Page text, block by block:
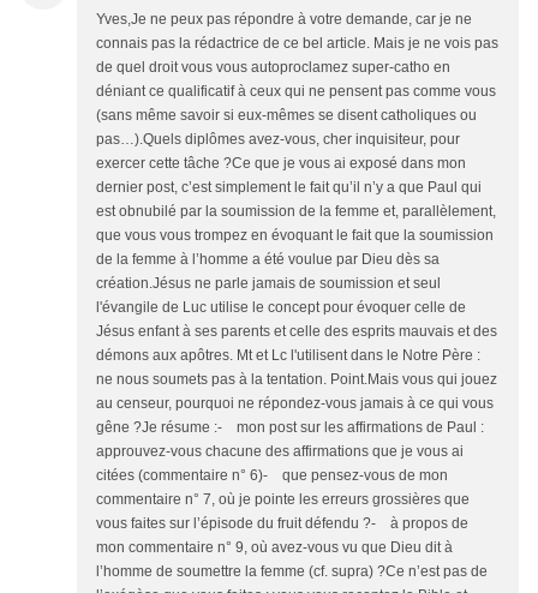
Yves,Je ne peux pas répondre à votre demande, car je ne
connais pas la rédactrice de ce bel article. Mais je ne vois pas
de quel droit vous vous autoproclamez super-catho en
déniant ce qualificatif à ceux qui ne pensent pas comme vous
(sans même savoir si eux-mêmes se disent catholiques ou
pas…).Quels diplômes avez-vous, cher inquisiteur, pour
exercer cette tâche ?Ce que je vous ai exposé dans mon
dernier post, c’est simplement le fait qu’il n’y a que Paul qui
est obnubilé par la soumission de la femme et, parallèlement,
que vous vous trompez en évoquant le fait que la soumission
de la femme à l’homme a été voulue par Dieu dès sa
création.Jésus ne parle jamais de soumission et seul
l'évangile de Luc utilise le concept pour évoquer celle de
Jésus enfant à ses parents et celle des esprits mauvais et des
démons aux apôtres. Mt et Lc l'utilisent dans le Notre Père :
ne nous soumets pas à la tentation. Point.Mais vous qui jouez
au censeur, pourquoi ne répondez-vous jamais à ce qui vous
gêne ?Je résume :- mon post sur les affirmations de Paul :
approuvez-vous chacune des affirmations que je vous ai
citées (commentaire n° 6)- que pensez-vous de mon
commentaire n° 7, où je pointe les erreurs grossières que
vous faites sur l’épisode du fruit défendu ?- à propos de
mon commentaire n° 9, où avez-vous vu que Dieu dit à
l’homme de soumettre la femme (cf. supra) ?Ce n’est pas de